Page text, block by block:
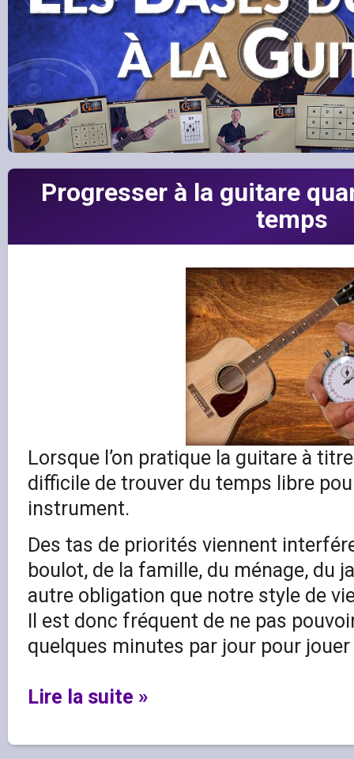
Progresser à la guitare
temps
Lorsque l’on pratique la guitare à
difficile de trouver du temps libre
instrument.
Des tas de priorités viennent
boulot, de la famille, du ménage, du
autre obligation que notre style de
Il est donc fréquent de ne pas
quelques minutes par jour pour
Lire la suite »